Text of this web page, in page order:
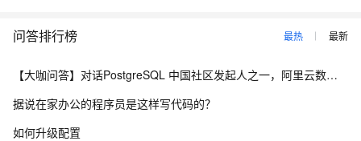
问答排行榜 最热 最新
【大咖问答】对话PostgreSQL 中国社区发起人之一，阿里云数据库高级专家 德哥
据说在家办公的程序员是这样写代码的？
如何升级配置